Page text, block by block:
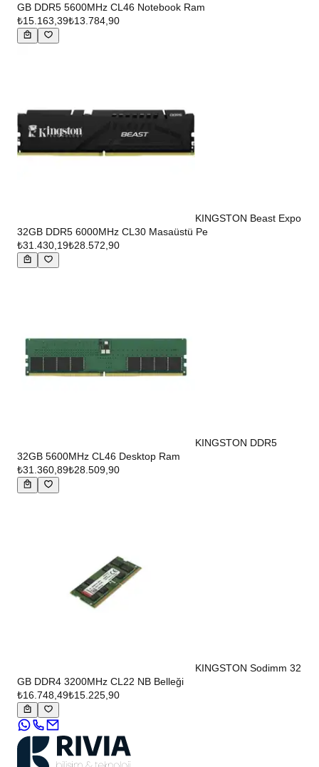
GB DDR5 5600MHz CL46 Notebook Ram
₺15.163,39₺13.784,90
KINGSTON Beast Expo
32GB DDR5 6000MHz CL30 Masaüstü Pe
₺31.430,19₺28.572,90
KINGSTON DDR5
32GB 5600MHz CL46 Desktop Ram
₺31.360,89₺28.509,90
KINGSTON Sodimm 32
GB DDR4 3200MHz CL22 NB Belleği
₺16.748,49₺15.225,90